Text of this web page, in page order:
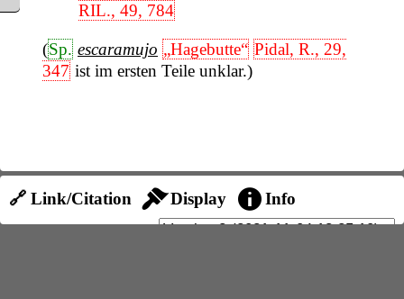
RIL., 49, 784
(Sp. escaramujo „Hagebutte“ Pidal, R., 29,
347 ist im ersten Teile unklar.)
🔗 Link/Citation Display Info